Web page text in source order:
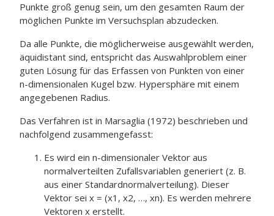
Punkte groß genug sein, um den gesamten Raum der
möglichen Punkte im Versuchsplan abzudecken.
Da alle Punkte, die möglicherweise ausgewählt werden,
äquidistant sind, entspricht das Auswahlproblem einer
guten Lösung für das Erfassen von Punkten von einer
n-dimensionalen Kugel bzw. Hypersphäre mit einem
angegebenen Radius.
Das Verfahren ist in Marsaglia (1972) beschrieben und
nachfolgend zusammengefasst:
Es wird ein n-dimensionaler Vektor aus
normalverteilten Zufallsvariablen generiert (z. B.
aus einer Standardnormalverteilung). Dieser
Vektor sei x = (x1, x2, …, xn). Es werden mehrere
Vektoren x erstellt.